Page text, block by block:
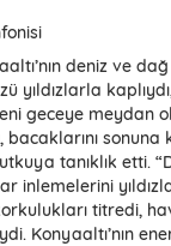
deniz ve
yıldızlarla
geceye meydan
sonuna
tanıklık etti.
inlemelerini
titredi,
Konyaaltı’nın